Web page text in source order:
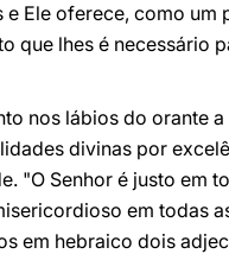
Ele oferece, como um
que lhes é necessário
nos lábios do orante
divinas por
"O Senhor é justo em
em todas
em hebraico dois